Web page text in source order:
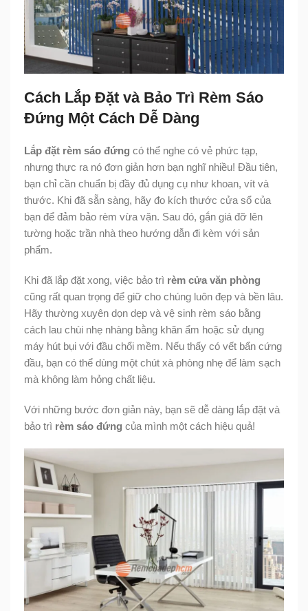
Cách Lắp Đặt và Bảo Trì Rèm Sáo
Đứng Một Cách Dễ Dàng
Lắp đặt rèm sáo đứng có thể nghe có vẻ phức tạp,
nhưng thực ra nó đơn giản hơn bạn nghĩ nhiều! Đầu tiên,
bạn chỉ cần chuẩn bị đầy đủ dụng cụ như khoan, vít và
thước. Khi đã sẵn sàng, hãy đo kích thước cửa sổ của
bạn để đảm bảo rèm vừa vặn. Sau đó, gắn giá đỡ lên
tường hoặc trần nhà theo hướng dẫn đi kèm với sản
phẩm.
Khi đã lắp đặt xong, việc bảo trì rèm cửa văn phòng
cũng rất quan trọng để giữ cho chúng luôn đẹp và bền lâu.
Hãy thường xuyên dọn dẹp và vệ sinh rèm sáo bằng
cách lau chùi nhẹ nhàng bằng khăn ẩm hoặc sử dụng
máy hút bụi với đầu chổi mềm. Nếu thấy có vết bẩn cứng
đầu, bạn có thể dùng một chút xà phòng nhẹ để làm sạch
mà không làm hỏng chất liệu.
Với những bước đơn giản này, bạn sẽ dễ dàng lắp đặt và
bảo trì rèm sáo đứng của mình một cách hiệu quả!